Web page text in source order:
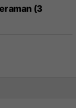
(3